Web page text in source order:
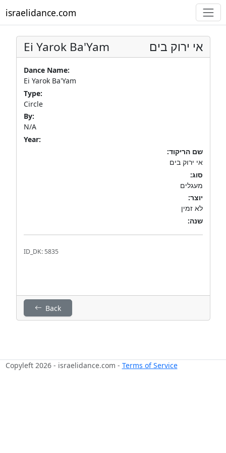
israelidance.com
Ei Yarok Ba'Yam אי ירוק בים
Dance Name:
Ei Yarok Ba'Yam
Type:
Circle
By:
N/A
Year:
שם הריקוד:
אי ירוק בים
סוג:
מעגלים
יוצר:
לא זמין
שנה:
ID_DK: 5835
Back
Copyleft 2026 - israelidance.com - Terms of Service